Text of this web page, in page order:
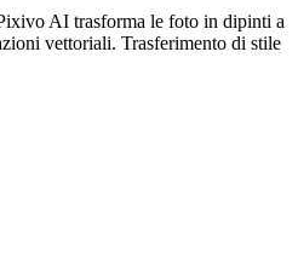
AI trasforma le foto in dipinti a
vettoriali. Trasferimento di stile